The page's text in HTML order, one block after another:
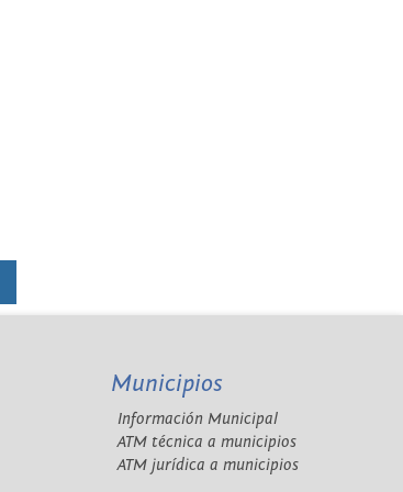
Municipios
Información Municipal
ATM técnica a municipios
ATM jurídica a municipios